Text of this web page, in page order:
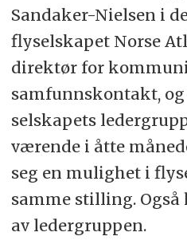
Sandaker-Nielsen i
flyselskapet Norse
direktør for
samfunnskontakt, og
selskapets
værende i åtte
seg en mulighet i
samme stilling. Også
av ledergruppen.